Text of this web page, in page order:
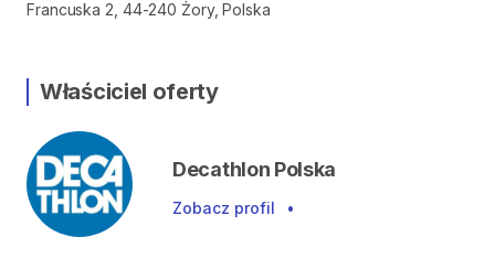
Francuska 2, 44-240 Żory, Polska
Właściciel oferty
Decathlon Polska
Zobacz profil •